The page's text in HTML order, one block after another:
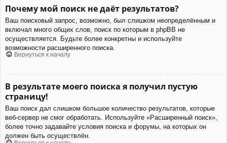
Почему мой поиск не даёт результатов?
Ваш поисковый запрос, возможно, был слишком неопределённым и
включал много общих слов, поиск по которым в phpBB не
осуществляется. Будьте более конкретны и используйте
возможности расширенного поиска.
Вернуться к началу
В результате моего поиска я получил пустую
страницу!
Ваш поиск дал слишком большое количество результатов, которые
веб-сервер не смог обработать. Используйте «Расширенный поиск»,
более точно задавайте условия поиска и форумы, на которых он
должен быть осуществлён.